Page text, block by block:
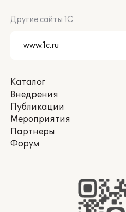
Другие сайты 1С
Каталог
Внедрения
Публикации
Мероприятия
Партнеры
Форум